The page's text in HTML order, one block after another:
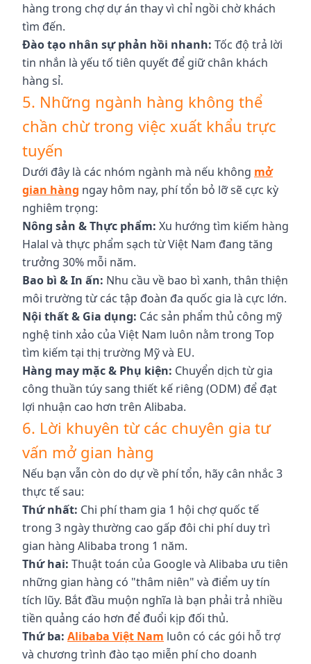
hàng trong chợ dự án thay vì chỉ ngồi chờ khách
tìm đến.
Đào tạo nhân sự phản hồi nhanh: Tốc độ trả lời
tin nhắn là yếu tố tiên quyết để giữ chân khách
hàng sỉ.
5. Những ngành hàng không thể
chần chừ trong việc xuất khẩu trực
tuyến
Dưới đây là các nhóm ngành mà nếu không mở
gian hàng ngay hôm nay, phí tổn bỏ lỡ sẽ cực kỳ
nghiêm trọng:
Nông sản & Thực phẩm: Xu hướng tìm kiếm hàng
Halal và thực phẩm sạch từ Việt Nam đang tăng
trưởng 30% mỗi năm.
Bao bì & In ấn: Nhu cầu về bao bì xanh, thân thiện
môi trường từ các tập đoàn đa quốc gia là cực lớn.
Nội thất & Gia dụng: Các sản phẩm thủ công mỹ
nghệ tinh xảo của Việt Nam luôn nằm trong Top
tìm kiếm tại thị trường Mỹ và EU.
Hàng may mặc & Phụ kiện: Chuyển dịch từ gia
công thuần túy sang thiết kế riêng (ODM) để đạt
lợi nhuận cao hơn trên Alibaba.
6. Lời khuyên từ các chuyên gia tư
vấn mở gian hàng
Nếu bạn vẫn còn do dự về phí tổn, hãy cân nhắc 3
thực tế sau:
Thứ nhất: Chi phí tham gia 1 hội chợ quốc tế
trong 3 ngày thường cao gấp đôi chi phí duy trì
gian hàng Alibaba trong 1 năm.
Thứ hai: Thuật toán của Google và Alibaba ưu tiên
những gian hàng có "thâm niên" và điểm uy tín
tích lũy. Bắt đầu muộn nghĩa là bạn phải trả nhiều
tiền quảng cáo hơn để đuổi kịp đối thủ.
Thứ ba: Alibaba Việt Nam luôn có các gói hỗ trợ
và chương trình đào tạo miễn phí cho doanh